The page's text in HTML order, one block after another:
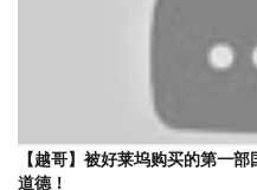
【越哥】被好莱坞购买的第一
道德！